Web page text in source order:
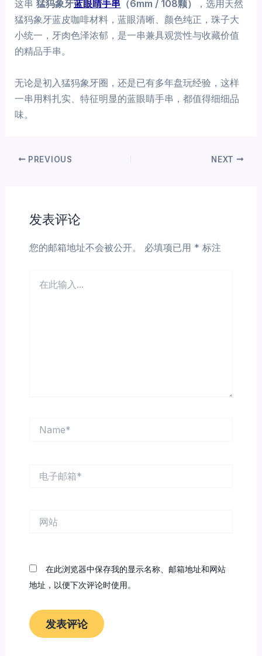
这串猛犸象牙蓝眼睛手串 （6mm / 108颗）
，选用天然
猛犸象牙蓝皮咖啡材料，蓝眼清晰、颜色纯正，珠子大
小统一，牙肉色泽浓郁，是一串兼具观赏性与收藏价值
的精品手串。
无论是初入猛犸象牙圈，还是已有多年盘玩经验，这样
一串用料扎实、特征明显的蓝眼睛手串，都值得细细品
味。
PREVIOUS NEXT
发表评论
您的邮箱地址不会被公开。 必填项已用 * 标注
在此浏览器中保存我的显示名称、邮箱地址和网站
地址，以便下次评论时使用。